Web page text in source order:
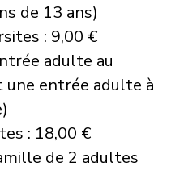
de 13 ans)
: 9,00 €
adulte au
une entrée adulte à
: 18,00 €
de 2 adultes